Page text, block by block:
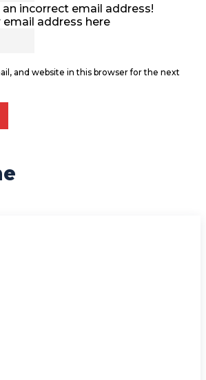
incorrect email address!
email address here
and website in this browser for the next